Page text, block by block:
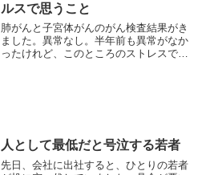
ルスで思うこと
肺がんと子宮体がんのがん検査結果がき
ました。異常なし。半年前も異常がなか
ったけれど、このところのストレスで、
人として最低だと号泣する若者
先日、会社に出社すると、ひとりの若者